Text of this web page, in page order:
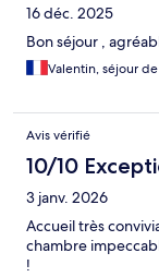
16 déc. 2025
Bon séjour ,
Valentin, séjour
Avis vérifié
10/10
3 janv. 2026
Accueil très
chambre
!